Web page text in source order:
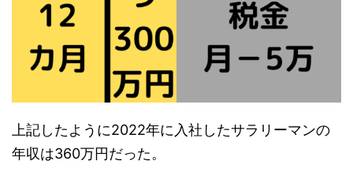
上記したように2022年に入社したサラリーマンの
年収は360万円だった。